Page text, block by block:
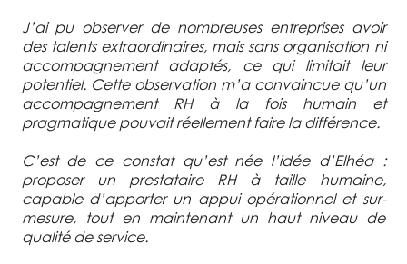
J’ai pu observer de nombreuses entreprises avoir
des talents extraordinaires, mais sans organisation ni
accompagnement adaptés, ce qui limitait leur
potentiel. Cette observation m’a convaincue qu’un
accompagnement RH à la fois humain et
pragmatique pouvait réellement faire la différence.
C’est de ce constat qu’est née l’idée d’Elhéa :
proposer un prestataire RH à taille humaine,
capable d’apporter un appui opérationnel et sur-
mesure, tout en maintenant un haut niveau de
qualité de service.